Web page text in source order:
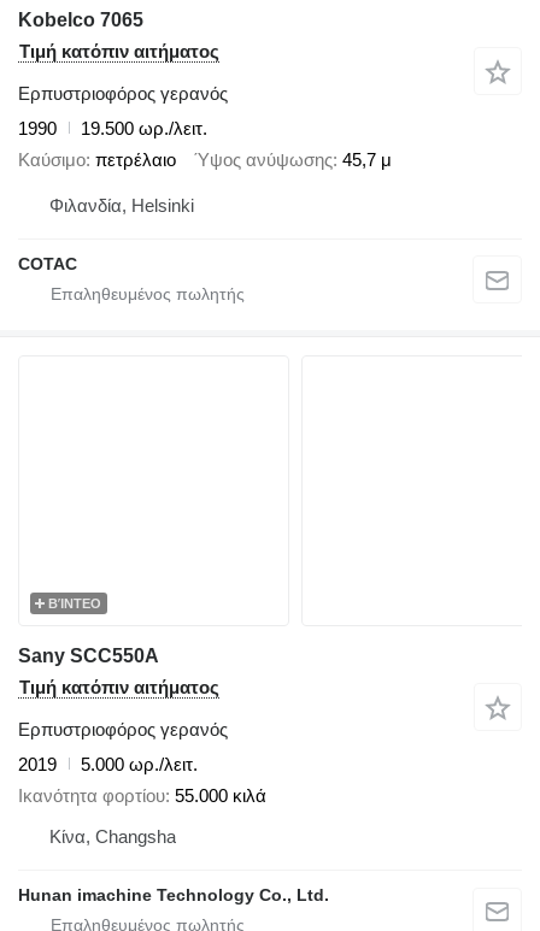
Kobelco 7065
Τιμή κατόπιν αιτήματος
Ερπυστριοφόρος γερανός
1990
19.500 ωρ./λειτ.
Καύσιμο πετρέλαιο Ύψος ανύψωσης 45,7 μ
Φιλανδία, Helsinki
COTAC
ΒΊΝΤΕΟ
Sany SCC550A
Τιμή κατόπιν αιτήματος
Ερπυστριοφόρος γερανός
2019
5.000 ωρ./λειτ.
Ικανότητα φορτίου 55.000 κιλά
Κίνα, Changsha
Hunan imachine Technology Co., Ltd.